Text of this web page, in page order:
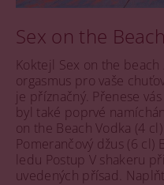
Sex on the Beach
Koktejl Sex on the
orgasmus pro vaše
je příznačný. Přenese
byl také poprvé
on the Beach Vodka (4
Pomerančový džus (6 cl)
ledu Postup V shakeru
uvedených přísad.